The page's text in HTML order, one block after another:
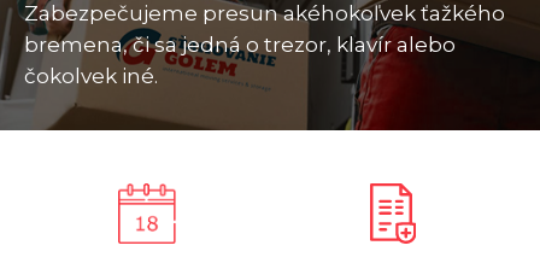
CENNÍK
KONTAKT
Zabezpečujeme presun akéhokoľvek ťažkého
bremena, či sa jedná o trezor, klavír alebo
čokolvek iné.